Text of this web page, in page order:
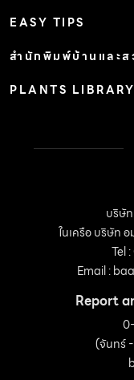
EASY TIPS
สำนักพิมพ์บ้านและส
PLANTS LIBRARY
บริษั
ในเครือ บริษัท
Tel
Email :
Report
(จันทร์